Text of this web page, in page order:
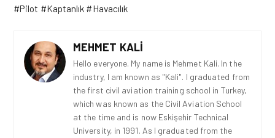
#Pilot #Kaptanlık #Havacılık
MEHMET KALI
Hello everyone. My name is Mehmet Kali. In the
industry, I am known as "Kali". I graduated from
the first civil aviation training school in Turkey,
which was known as the Civil Aviation School
at the time and is now Eskişehir Technical
University, in 1991. As I graduated from the